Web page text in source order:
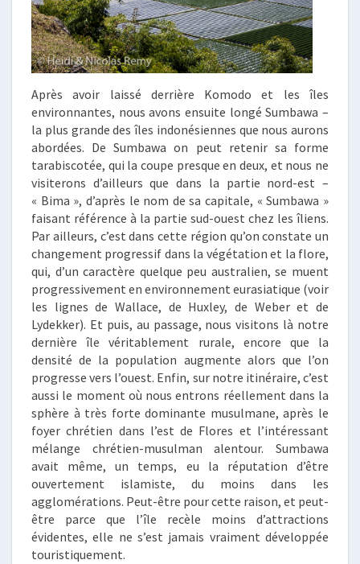
Après avoir laissé derrière Komodo et les îles
environnantes, nous avons ensuite longé Sumbawa –
la plus grande des îles indonésiennes que nous aurons
abordées. De Sumbawa on peut retenir sa forme
tarabiscotée, qui la coupe presque en deux, et nous ne
visiterons d’ailleurs que dans la partie nord-est –
« Bima », d’après le nom de sa capitale, « Sumbawa »
faisant référence à la partie sud-ouest chez les îliens.
Par ailleurs, c’est dans cette région qu’on constate un
changement progressif dans la végétation et la flore,
qui, d’un caractère quelque peu australien, se muent
progressivement en environnement eurasiatique (voir
les lignes de Wallace, de Huxley, de Weber et de
Lydekker). Et puis, au passage, nous visitons là notre
dernière île véritablement rurale, encore que la
densité de la population augmente alors que l’on
progresse vers l’ouest. Enfin, sur notre itinéraire, c’est
aussi le moment où nous entrons réellement dans la
sphère à très forte dominante musulmane, après le
foyer chrétien dans l’est de Flores et l’intéressant
mélange chrétien-musulman alentour. Sumbawa
avait même, un temps, eu la réputation d’être
ouvertement islamiste, du moins dans les
agglomérations. Peut-être pour cette raison, et peut-
être parce que l’île recèle moins d’attractions
évidentes, elle ne s’est jamais vraiment développée
touristiquement.